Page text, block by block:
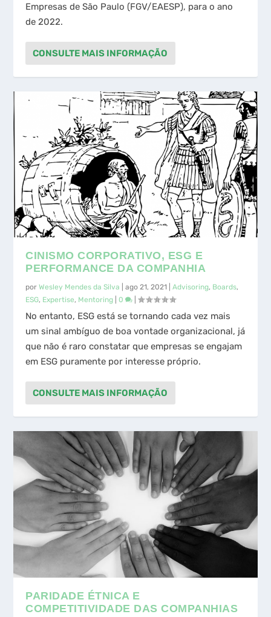
Empresas de São Paulo (FGV/EAESP), para o ano
de 2022.
CONSULTE MAIS INFORMAÇÃO
CINISMO CORPORATIVO, ESG E
PERFORMANCE DA COMPANHIA
porWesley Mendes da Silva |ago 21, 2021 |Advisoring, Boards,
ESG, Expertise, Mentoring |0 |
No entanto, ESG está se tornando cada vez mais
um sinal ambíguo de boa vontade organizacional, já
que não é raro constatar que empresas se engajam
em ESG puramente por interesse próprio.
CONSULTE MAIS INFORMAÇÃO
PARIDADE ÉTNICA E
COMPETITIVIDADE DAS COMPANHIAS